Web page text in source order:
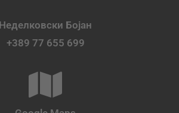
Неделковски Бојан
+389 77 655 699